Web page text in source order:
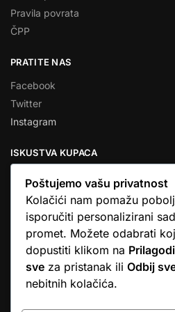
Pravila povrata
ČPP
PRATITE NAS
Facebook
Twitter
Instagram
ISKUSTVA KUPACA
★★★★★
… Ono što me se dojmilo je ljudski
dobijem što sam naručio. U većini
zove, samo otkažu narudžbu. …
Stjepan D.M.
Poštujemo vašu privatnost
Kolačići nam pomažu
isporučiti personalizirani
promet. Možete odabrati
dopustiti klikom na Prilagodi
sve za pristanak ili Odbij
nebitnih kolačića.